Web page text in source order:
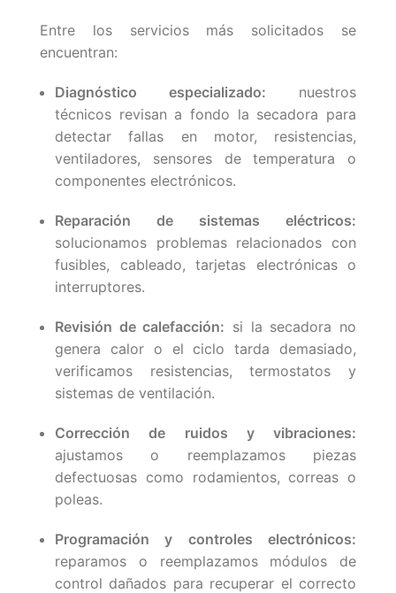
Entre los servicios más solicitados se
encuentran:
Diagnóstico especializado: nuestros
técnicos revisan a fondo la secadora para
detectar fallas en motor, resistencias,
ventiladores, sensores de temperatura o
componentes electrónicos.
Reparación de sistemas eléctricos:
solucionamos problemas relacionados con
fusibles, cableado, tarjetas electrónicas o
interruptores.
Revisión de calefacción: si la secadora no
genera calor o el ciclo tarda demasiado,
verificamos resistencias, termostatos y
sistemas de ventilación.
Corrección de ruidos y vibraciones:
ajustamos o reemplazamos piezas
defectuosas como rodamientos, correas o
poleas.
Programación y controles electrónicos:
reparamos o reemplazamos módulos de
control dañados para recuperar el correcto